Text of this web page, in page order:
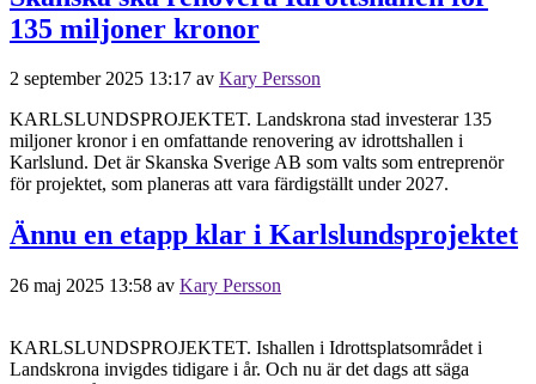
135 miljoner kronor
2 september 2025 13:17 av Kary Persson
KARLSLUNDSPROJEKTET. Landskrona stad investerar 135
miljoner kronor i en omfattande renovering av idrottshallen i
Karlslund. Det är Skanska Sverige AB som valts som entreprenör
för projektet, som planeras att vara färdigställt under 2027.
Ännu en etapp klar i Karlslundsprojektet
26 maj 2025 13:58 av Kary Persson
KARLSLUNDSPROJEKTET. Ishallen i Idrottsplatsområdet i
Landskrona invigdes tidigare i år. Och nu är det dags att säga